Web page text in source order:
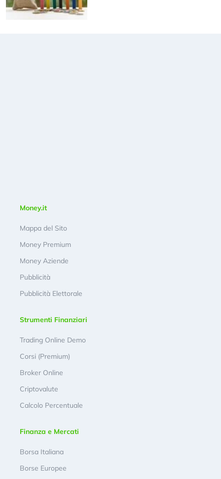
Money.it
Mappa del Sito
Money Premium
Money Aziende
Pubblicità
Pubblicità Elettorale
Strumenti Finanziari
Trading Online Demo
Corsi (Premium)
Broker Online
Criptovalute
Calcolo Percentuale
Finanza e Mercati
Borsa Italiana
Borse Europee